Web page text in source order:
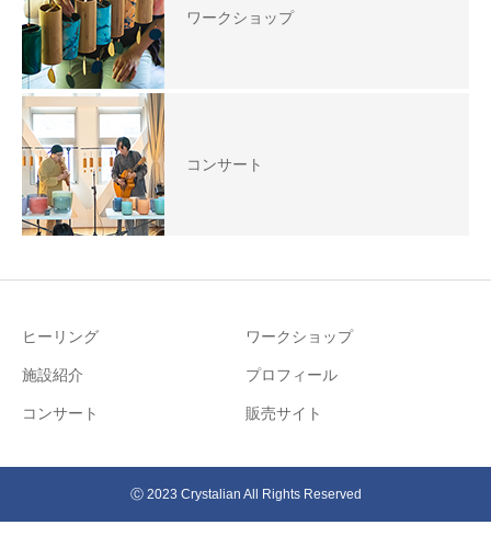
ワークショップ
コンサート
ヒーリング ワークショップ
施設紹介 プロフィール
コンサート 販売サイト
Ⓒ 2023 Crystalian All Rights Reserved